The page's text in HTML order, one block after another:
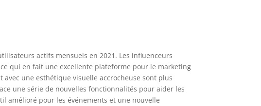
actifs mensuels en 2021. Les influenceurs
qui en fait une excellente plateforme pour le marketing
avec une esthétique visuelle accrocheuse sont plus
une série de nouvelles fonctionnalités pour aider les
amélioré pour les événements et une nouvelle